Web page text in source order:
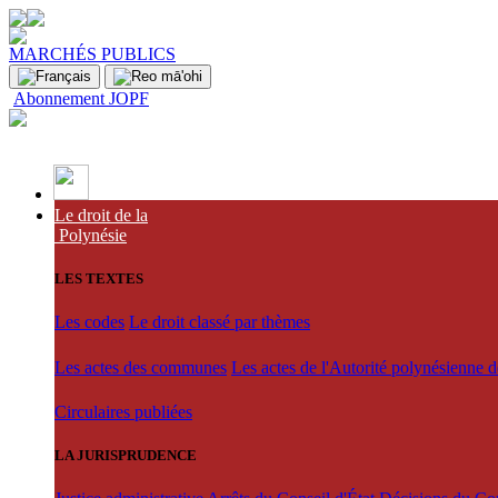
MARCHÉS PUBLICS
Abonnement JOPF
Le droit de la
Polynésie
LES TEXTES
Les codes Le droit classé par thèmes
Les actes des communes Les actes de l'Autorité polynésienne
Circulaires publiées
LA JURISPRUDENCE